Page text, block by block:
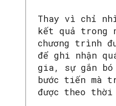
Thay vì chỉ
kết quả trong
chương trình
để ghi nhận
gia, sự gắn bó
bước tiến mà
được theo